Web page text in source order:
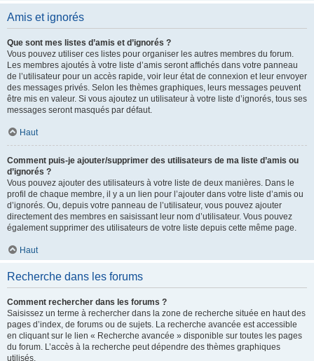
Amis et ignorés
Que sont mes listes d’amis et d’ignorés ?
Vous pouvez utiliser ces listes pour organiser les autres membres du forum.
Les membres ajoutés à votre liste d’amis seront affichés dans votre panneau
de l’utilisateur pour un accès rapide, voir leur état de connexion et leur envoyer
des messages privés. Selon les thèmes graphiques, leurs messages peuvent
être mis en valeur. Si vous ajoutez un utilisateur à votre liste d’ignorés, tous ses
messages seront masqués par défaut.
Haut
Comment puis-je ajouter/supprimer des utilisateurs de ma liste d’amis ou
d’ignorés ?
Vous pouvez ajouter des utilisateurs à votre liste de deux manières. Dans le
profil de chaque membre, il y a un lien pour l’ajouter dans votre liste d’amis ou
d’ignorés. Ou, depuis votre panneau de l’utilisateur, vous pouvez ajouter
directement des membres en saisissant leur nom d’utilisateur. Vous pouvez
également supprimer des utilisateurs de votre liste depuis cette même page.
Haut
Recherche dans les forums
Comment rechercher dans les forums ?
Saisissez un terme à rechercher dans la zone de recherche située en haut des
pages d’index, de forums ou de sujets. La recherche avancée est accessible
en cliquant sur le lien « Recherche avancée » disponible sur toutes les pages
du forum. L’accès à la recherche peut dépendre des thèmes graphiques
utilisés.